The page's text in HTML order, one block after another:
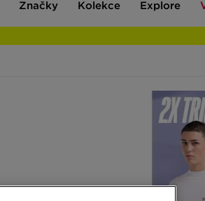
Značky Kolekce Explore